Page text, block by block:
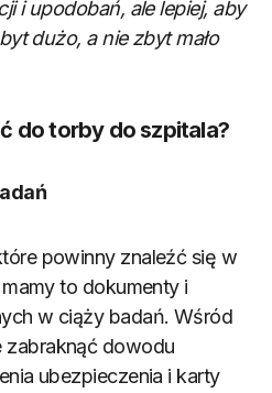
i upodobań, ale lepiej, aby
dużo, a nie zbyt mało
do torby do szpitala?
powinny znaleźć się w
to dokumenty i
w ciąży badań. Wśród
zabraknąć dowodu
ubezpieczenia i karty